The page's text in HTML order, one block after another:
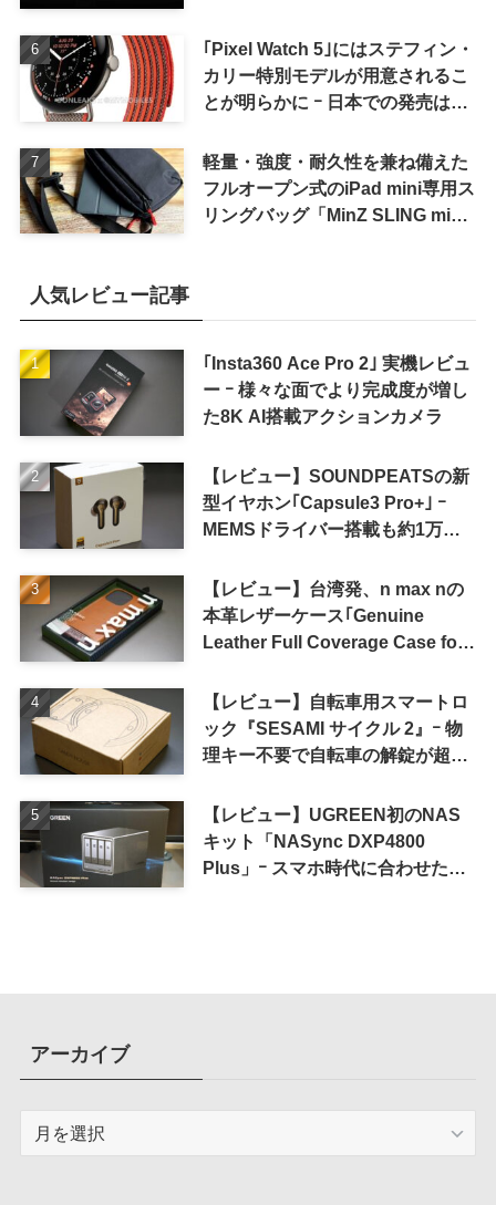
｢Pixel Watch 5｣にはステフィン・
カリー特別モデルが用意されるこ
とが明らかに ｰ 日本での発売は期
軽量・強度・耐久性を兼ね備えた
フルオープン式のiPad mini専用ス
リングバッグ「MinZ SLING mini
人気レビュー記事
｢Insta360 Ace Pro 2｣ 実機レビュ
ー ｰ 様々な面でより完成度が増し
た8K AI搭載アクションカメラ
【レビュー】SOUNDPEATSの新
型イヤホン｢Capsule3 Pro+｣ ｰ
MEMSドライバー搭載も約1万円
【レビュー】台湾発、n max nの
本革レザーケース｢Genuine
Leather Full Coverage Case for
【レビュー】自転車用スマートロ
ック『SESAMI サイクル 2』ｰ 物
理キー不要で自転車の解錠が超簡
【レビュー】UGREEN初のNAS
キット「NASync DXP4800
Plus」ｰ スマホ時代に合わせた設
アーカイブ